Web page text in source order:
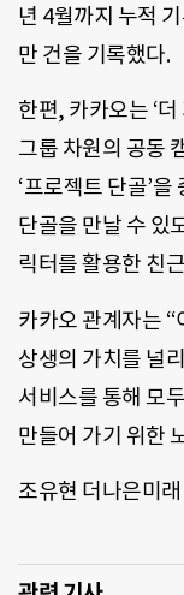
년 4월까지 누적
만 건을 기록했다.
한편, 카카오는 ‘
그룹 차원의 공동
‘프로젝트 단골’
단골을 만날 수 있
릭터를 활용한 친
카카오 관계자는
상생의 가치를 널
서비스를 통해 모
만들어 가기 위한
조유현 더나은미